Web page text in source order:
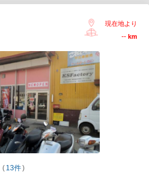
現在地より
-- km
( 13件)